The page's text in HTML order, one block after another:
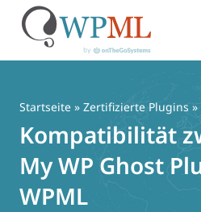
springen
Startseite » Zertifizierte Plugins »
Kompatibilität
My WP Ghost
WPML